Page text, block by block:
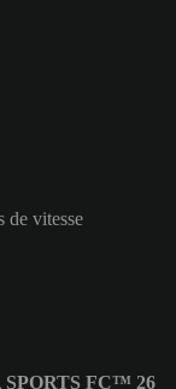
de vitesse
SPORTS FC™ 26